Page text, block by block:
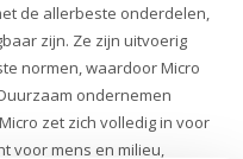
de allerbeste onderdelen,
zijn. Ze zijn uitvoerig
normen, waardoor Micro
ondernemen
zet zich volledig in voor
voor mens en milieu,